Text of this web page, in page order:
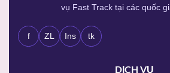
vụ Fast Track tại các quốc
f ZL Ins tk
DỊCH VỤ